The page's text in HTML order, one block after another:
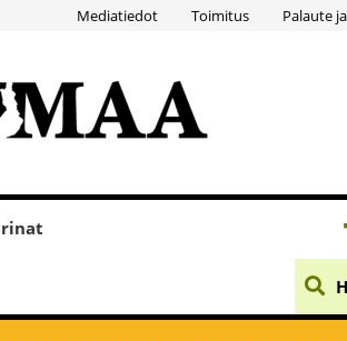
Mediatiedot Toimitus Palaute